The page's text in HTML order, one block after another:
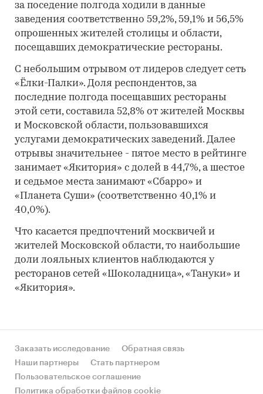
за поседение полгода ходили в данные
заведения соответственно 59,2%, 59,1% и 56,5%
опрошенных жителей столицы и области,
посещавших демократические рестораны.
С небольшим отрывом от лидеров следует сеть
«Ёлки-Палки». Доля респондентов, за
последние полгода посещавших рестораны
этой сети, составила 52,8% от жителей Москвы
и Московской области, пользовавшихся
услугами демократических заведений. Далее
отрывы значительнее - пятое место в рейтинге
занимает «Якитория» с долей в 44,7%, а шестое
и седьмое места занимают «Сбарро» и
«Планета Суши» (соответственно 40,1% и
40,0%).
Что касается предпочтений москвичей и
жителей Московской области, то наибольшие
доли лояльных клиентов наблюдаются у
ресторанов сетей «Шоколадница», «Тануки» и
«Якитория».
Заказать исследование
Обратная связь
Наши партнеры
Стать партнером
Пользовательское соглашение
Политика обработки файлов cookie